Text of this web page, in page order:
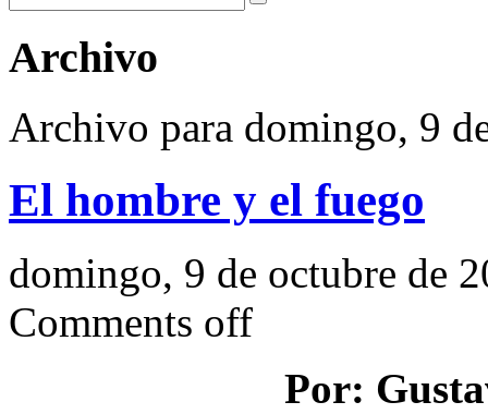
Archivo
Archivo para domingo, 9
El hombre y el fuego
domingo, 9 de octubre de
Comments off
Por: